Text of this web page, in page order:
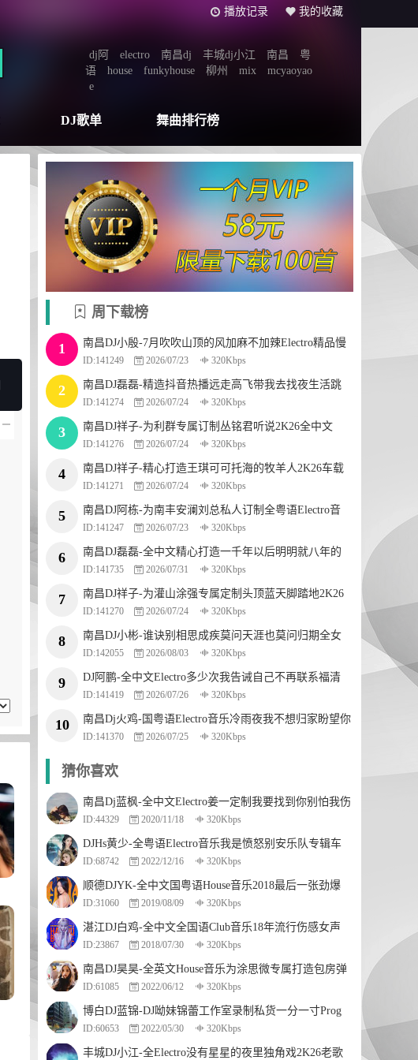
播放记录 我的收藏
dj阿 electro 南昌dj 丰城dj小江 南昌
粤
语
house funkyhouse 柳州 mix
mcyaoyao
e
DJ歌单 舞曲排行榜
周下载榜
1
南昌DJ小殷-7月吹吹山顶的风加麻不加辣Electro精品慢
摇串烧
ID:141249 2026/07/23 320Kbps
2
南昌DJ磊磊-精造抖音热播远走高飞带我去找夜生活跳
舞专辑串烧
ID:141274 2026/07/24 320Kbps
3
南昌DJ祥子-为利群专属订制丛铭君听说2K26全中文
Electro串烧
ID:141276 2026/07/24 320Kbps
4
南昌DJ祥子-精心打造王琪可可托海的牧羊人2K26车载
老歌串烧
ID:141271 2026/07/24 320Kbps
5
南昌DJ阿栋-为南丰安澜刘总私人订制全粤语Electro音
乐跳舞大碟
ID:141247 2026/07/23 320Kbps
6
南昌DJ磊磊-全中文精心打造一千年以后明明就八年的
爱跳舞专辑
ID:141735 2026/07/31 320Kbps
7
南昌DJ祥子-为灌山涂强专属定制头顶蓝天脚踏地2K26
中文串烧
ID:141270 2026/07/24 320Kbps
8
南昌DJ小彬-谁诀别相思成疾莫问天涯也莫问归期全女
声劲嗨串烧
ID:142055 2026/08/03 320Kbps
9
DJ阿鹏-全中文Electro多少次我告诫自己不再联系福清
苏骐专属
ID:141419 2026/07/26 320Kbps
10
南昌Dj火鸡-国粤语Electro音乐冷雨夜我不想归家盼望你
会知串烧
ID:141370 2026/07/25 320Kbps
猜你喜欢
南昌Dj蓝枫-全中文Electro姜一定制我要找到你别怕我伤
心串烧
ID:44329 2020/11/18 320Kbps
DJHs黄少-全粤语Electro音乐我是愤怒别安乐队专辑车
载串烧
ID:68742 2022/12/16 320Kbps
顺德DJYK-全中文国粤语House音乐2018最后一张劲爆
中文串烧
ID:31060 2019/08/09 320Kbps
湛江DJ白鸡-全中文全国语Club音乐18年流行伤感女声
串烧
ID:23867 2018/07/30 320Kbps
南昌DJ昊昊-全英文House音乐为涂思微专属打造包房弹
跳串烧
ID:61085 2022/06/12 320Kbps
博白DJ蓝锦-DJ呦妹锦蕾工作室录制私货一分一寸Prog
抖音串烧
ID:60653 2022/05/30 320Kbps
丰城DJ小江-全Electro没有星星的夜里独角戏2K26老歌